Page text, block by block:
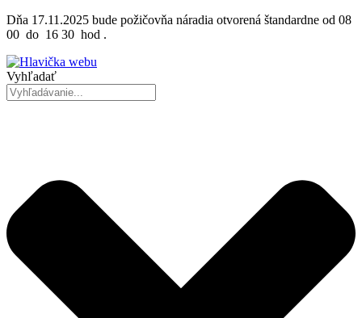
Preskočiť
na
Dňa 17.11.2025 bude požičovňa náradia otvorená štandardne od 08
00 do 16 30 hod .
Vyhľadať